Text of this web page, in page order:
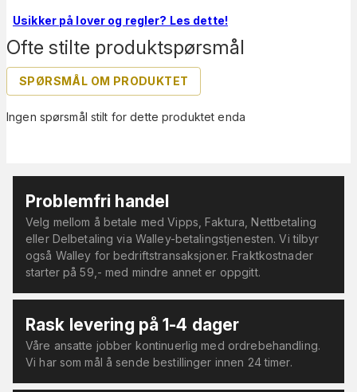
Ofte stilte produktspørsmål
SPØRSMÅL OM PRODUKTET
Ingen spørsmål stilt for dette produktet enda
Usikker på lover og regler? Les dette!
Problemfri handel
Velg mellom å betale med Vipps, Faktura, Nettbetaling
eller Delbetaling via Walley-betalingstjenesten. Vi tilbyr
også Walley for bedriftstransaksjoner. Fraktkostnader
starter på 59,- med mindre annet er oppgitt.
Rask levering på 1-4 dager
Våre ansatte jobber kontinuerlig med ordrebehandling.
Vi har som mål å sende bestillinger innen 24 timer.